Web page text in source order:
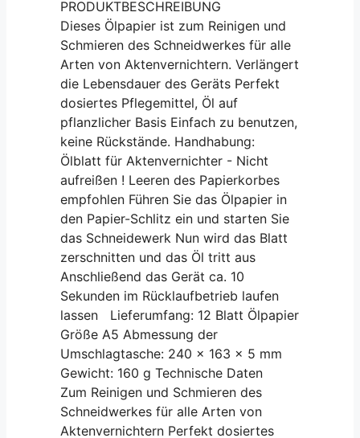
PRODUKTBESCHREIBUNG
Dieses Ölpapier ist zum Reinigen und
Schmieren des Schneidwerkes für alle
Arten von Aktenvernichtern. Verlängert
die Lebensdauer des Geräts Perfekt
dosiertes Pflegemittel, Öl auf
pflanzlicher Basis Einfach zu benutzen,
keine Rückstände. Handhabung:
Ölblatt für Aktenvernichter - Nicht
aufreißen ! Leeren des Papierkorbes
empfohlen Führen Sie das Ölpapier in
den Papier-Schlitz ein und starten Sie
das Schneidewerk Nun wird das Blatt
zerschnitten und das Öl tritt aus
Anschließend das Gerät ca. 10
Sekunden im Rücklaufbetrieb laufen
lassen Lieferumfang: 12 Blatt Ölpapier
Größe A5 Abmessung der
Umschlagtasche: 240 x 163 x 5 mm
Gewicht: 160 g Technische Daten
Zum Reinigen und Schmieren des
Schneidwerkes für alle Arten von
Aktenvernichtern Perfekt dosiertes